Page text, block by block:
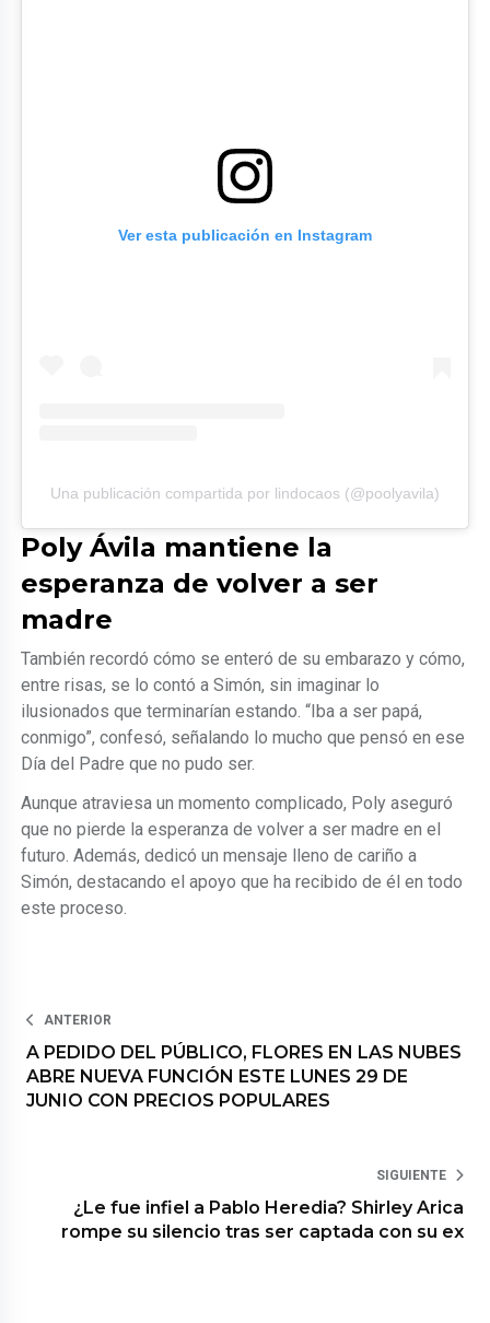
Ver esta publicación en Instagram
Una publicación compartida por lindocaos (@poolyavila)
Poly Ávila mantiene la
esperanza de volver a ser
madre
También recordó cómo se enteró de su embarazo y cómo,
entre risas, se lo contó a Simón, sin imaginar lo
ilusionados que terminarían estando. “Iba a ser papá,
conmigo”, confesó, señalando lo mucho que pensó en ese
Día del Padre que no pudo ser.
Aunque atraviesa un momento complicado, Poly aseguró
que no pierde la esperanza de volver a ser madre en el
futuro. Además, dedicó un mensaje lleno de cariño a
Simón, destacando el apoyo que ha recibido de él en todo
este proceso.
ANTERIOR
A PEDIDO DEL PÚBLICO, FLORES EN LAS NUBES
ABRE NUEVA FUNCIÓN ESTE LUNES 29 DE
JUNIO CON PRECIOS POPULARES
SIGUIENTE
¿Le fue infiel a Pablo Heredia? Shirley Arica
rompe su silencio tras ser captada con su ex